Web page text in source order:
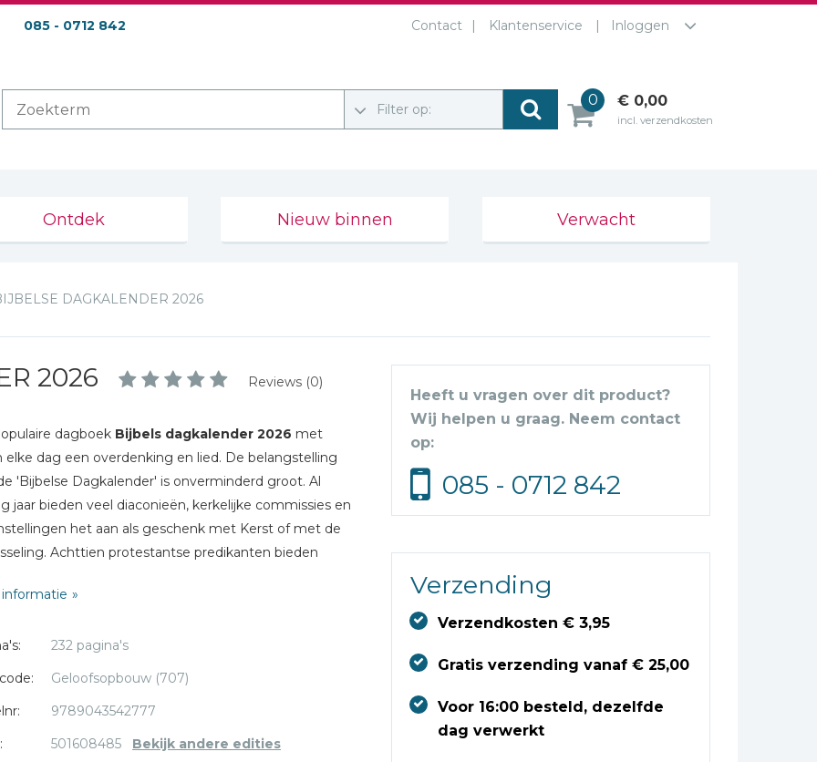
085 - 0712 842 Contact Klantenservice Inloggen
Filter op:
0 € 0,00
incl. verzendkosten
Ontdek Nieuw binnen Verwacht
DAGKALENDER 2026
2026 Reviews (0)
dagboek Bijbels dagkalender 2026 met
elke dag een overdenking en lied. De belangstelling
'Bijbelse Dagkalender' is onverminderd groot. Al
jaar bieden veel diaconieën, kerkelijke commissies en
het aan als geschenk met Kerst of met de
Achttien protestantse predikanten bieden
bevat de 'Bijbelse Dagkalender' mooie gebeden
dat in deze Bijbelse Dagkalender wordt
in deze uitgave zijn ontleend aan de NBV21-
232 pagina's
Geloofsopbouw (707)
9789043542777
501608485 Bekijk andere edities
Heeft u vragen over dit product?
Wij helpen u graag. Neem contact
op:
085 - 0712 842
Verzending
Verzendkosten € 3,95
Gratis verzending vanaf € 25,00
Voor 16:00 besteld, dezelfde
dag verwerkt